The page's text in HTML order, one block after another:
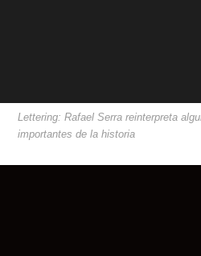
Lettering: Rafael Serra reinterpreta
importantes de la historia